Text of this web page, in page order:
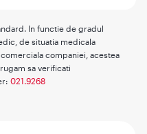
In functie de gradul
de situatia medicala
companiei, acestea
sa verificati
021.9268